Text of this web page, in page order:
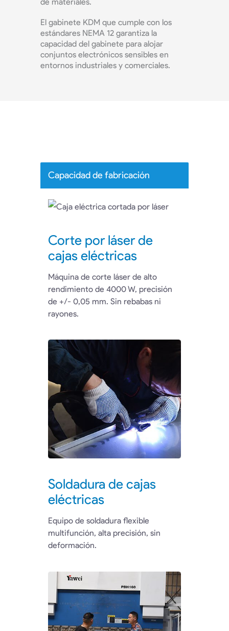
de materiales.
El gabinete KDM que cumple con los
estándares NEMA 12 garantiza la
capacidad del gabinete para alojar
conjuntos electrónicos sensibles en
entornos industriales y comerciales.
Capacidad de fabricación
Corte por láser de
cajas eléctricas
Máquina de corte láser de alto
rendimiento de 4000 W, precisión
de +/- 0,05 mm. Sin rebabas ni
rayones.
Soldadura de cajas
eléctricas
Equipo de soldadura flexible
multifunción, alta precisión, sin
deformación.